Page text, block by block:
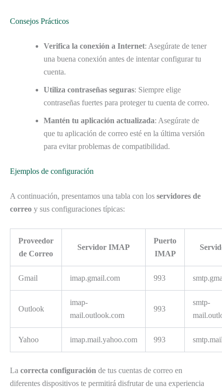
Consejos Prácticos
Verifica la conexión a Internet: Asegúrate de tener
una buena conexión antes de intentar configurar tu
cuenta.
Utiliza contraseñas seguras: Siempre elige
contraseñas fuertes para proteger tu cuenta de correo.
Mantén tu aplicación actualizada: Asegúrate de
que tu aplicación de correo esté en la última versión
para evitar problemas de compatibilidad.
Ejemplos de configuración
A continuación, presentamos una tabla con los servidores de
correo y sus configuraciones típicas:
Proveedor
de Correo
Servidor IMAP
Puerto
IMAP
Gmail imap.gmail.com 993
Outlook
imap-
mail.outlook.com
993
smtp-
Yahoo imap.mail.yahoo.com 993
La correcta configuración de tus cuentas de correo en
diferentes dispositivos te permitirá disfrutar de una experiencia